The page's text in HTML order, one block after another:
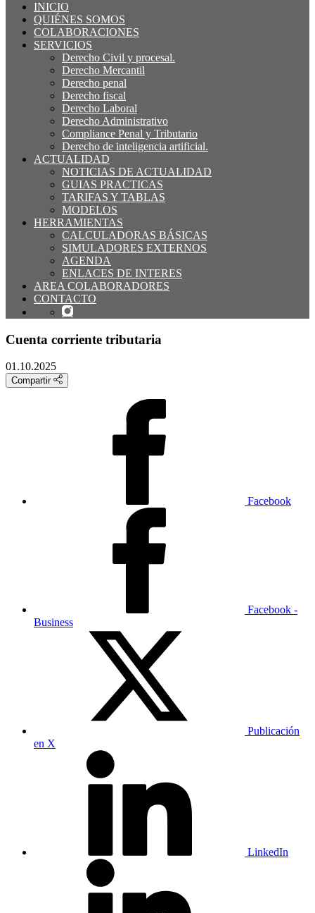
INICIO
QUIÉNES SOMOS
COLABORACIONES
SERVICIOS
Derecho Civil y procesal.
Derecho Mercantil
Derecho penal
Derecho fiscal
Derecho Laboral
Derecho Administrativo
Compliance Penal y Tributario
Derecho de inteligencia artificial.
ACTUALIDAD
NOTICIAS DE ACTUALIDAD
GUIAS PRACTICAS
TARIFAS Y TABLAS
MODELOS
HERRAMIENTAS
CALCULADORAS BÁSICAS
SIMULADORES EXTERNOS
AGENDA
ENLACES DE INTERES
AREA COLABORADORES
CONTACTO
Cuenta corriente tributaria
01.10.2025
Compartir
Facebook
Facebook -
Business
Publicación
en X
LinkedIn